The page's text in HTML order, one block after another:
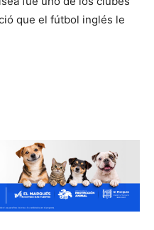
que el fútbol inglés le